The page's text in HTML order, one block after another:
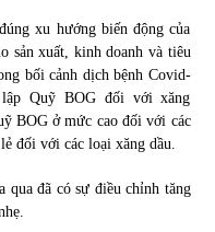
xu hướng biến động của
sản xuất, kinh doanh và tiêu
bối cảnh dịch bệnh Covid-
Quỹ BOG đối với xăng
BOG ở mức cao đối với các
đối với các loại xăng dầu.
qua đã có sự điều chỉnh tăng